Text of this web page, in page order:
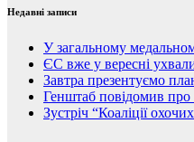
Недавні записи
У загальному
ЄС вже у вересні
Завтра презентуємо
Генштаб повідомив
Зустріч “Коаліції